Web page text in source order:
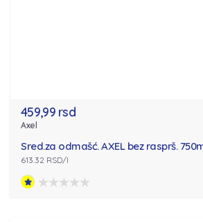
459,99 rsd
Axel
Sred.za odmašć. AXEL bez rasprš.
613.32 RSD/l